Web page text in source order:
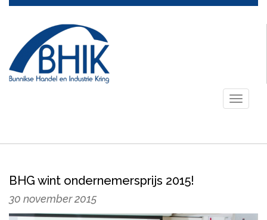
Toggle
BHG wint ondernemersprijs 2015!
30 november 2015